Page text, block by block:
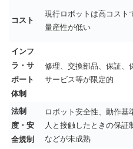
コスト
現行ロボットは高コスト
量産性が低い
インフ
ラ・サ
ポート
体制
修理、交換部品、保証、
サービス等が限定的
法制
度・安
全規制
ロボット安全性、動作基
人と接触したときの保証
などが未成熟